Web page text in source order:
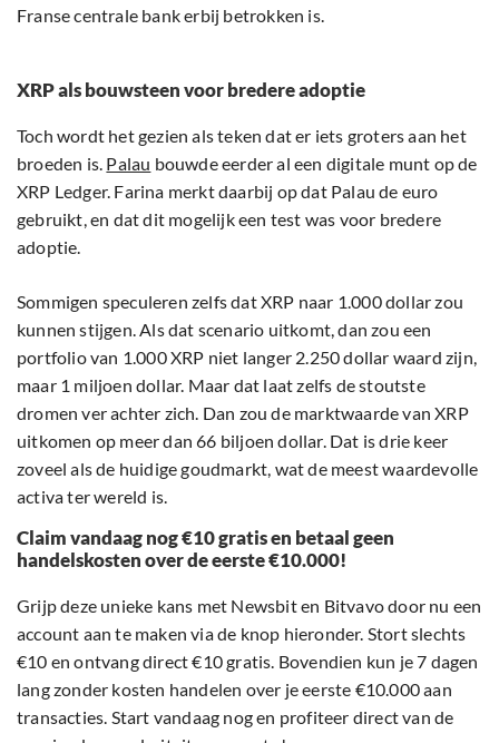
Franse centrale bank erbij betrokken is.
XRP als bouwsteen voor bredere adoptie
Toch wordt het gezien als teken dat er iets groters aan het
broeden is. Palau bouwde eerder al een digitale munt op de
XRP Ledger. Farina merkt daarbij op dat Palau de euro
gebruikt, en dat dit mogelijk een test was voor bredere
adoptie.
Sommigen speculeren zelfs dat XRP naar 1.000 dollar zou
kunnen stijgen. Als dat scenario uitkomt, dan zou een
portfolio van 1.000 XRP niet langer 2.250 dollar waard zijn,
maar 1 miljoen dollar. Maar dat laat zelfs de stoutste
dromen ver achter zich. Dan zou de marktwaarde van XRP
uitkomen op meer dan 66 biljoen dollar. Dat is drie keer
zoveel als de huidige goudmarkt, wat de meest waardevolle
activa ter wereld is.
Claim vandaag nog €10 gratis en betaal geen
handelskosten over de eerste €10.000!
Grijp deze unieke kans met Newsbit en Bitvavo door nu een
account aan te maken via de knop hieronder. Stort slechts
€10 en ontvang direct €10 gratis. Bovendien kun je 7 dagen
lang zonder kosten handelen over je eerste €10.000 aan
transacties. Start vandaag nog en profiteer direct van de